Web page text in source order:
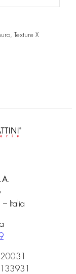
Texture X
Italia